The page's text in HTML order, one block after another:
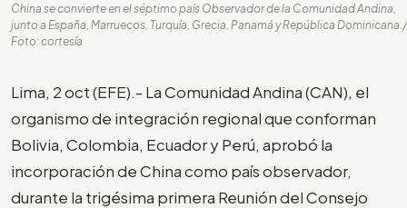
China se convierte en el séptimo país Observador de la Comunidad Andina,
junto a España, Marruecos, Turquía, Grecia, Panamá y República Dominicana./
Foto: cortesía
Lima, 2 oct (EFE).- La Comunidad Andina (CAN), el
organismo de integración regional que conforman
Bolivia, Colombia, Ecuador y Perú, aprobó la
incorporación de China como país observador,
durante la trigésima primera Reunión del Consejo